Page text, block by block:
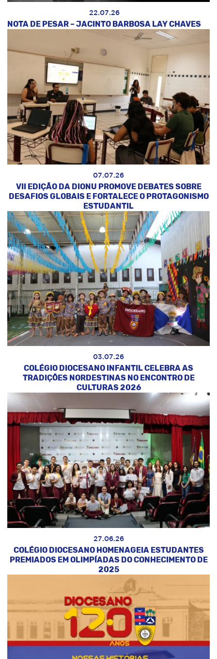
22.07.26
NOTA DE PESAR – JACINTO BARBOSA LAY CHAVES
07.07.26
VII EDIÇÃO DA DIONU PROMOVE DEBATES SOBRE
DESAFIOS GLOBAIS E FORTALECE O PROTAGONISMO
ESTUDANTIL
03.07.26
COLÉGIO DIOCESANO INFANTIL CELEBRA AS
TRADIÇÕES NORDESTINAS NO ENCONTRO DE
CULTURAS 2026
27.06.26
COLÉGIO DIOCESANO HOMENAGEIA ESTUDANTES
PREMIADOS EM OLIMPÍADAS DO CONHECIMENTO DE
2025